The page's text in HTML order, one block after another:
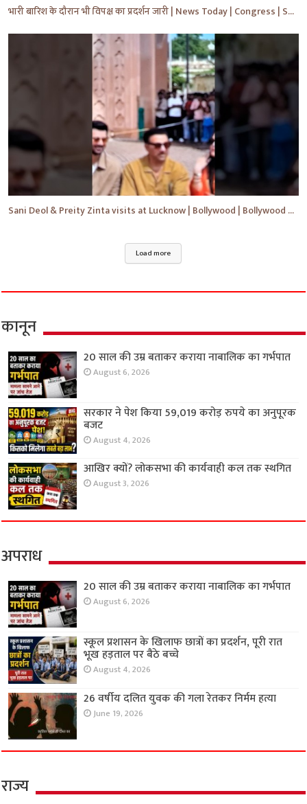
भारी बारिश के दौरान भी विपक्ष का प्रदर्शन जारी | News Today | Congress | Samajwadi | #shorts #yt
Sani Deol & Preity Zinta visits at Lucknow | Bollywood | Bollywood News | #bollywood #shorts #yt
Load more
कानून
20 साल की उम्र बताकर कराया नाबालिक का गर्भपात
August 6, 2026
सरकार ने पेश किया 59,019 करोड़ रुपये का अनुपूरक
बजट
August 4, 2026
आखिर क्यों? लोकसभा की कार्यवाही कल तक स्थगित
August 3, 2026
अपराध
20 साल की उम्र बताकर कराया नाबालिक का गर्भपात
August 6, 2026
स्कूल प्रशासन के खिलाफ छात्रों का प्रदर्शन, पूरी रात
भूख हड़ताल पर बैठे बच्चे
August 4, 2026
26 वर्षीय दलित युवक की गला रेतकर निर्मम हत्या
June 19, 2026
राज्य